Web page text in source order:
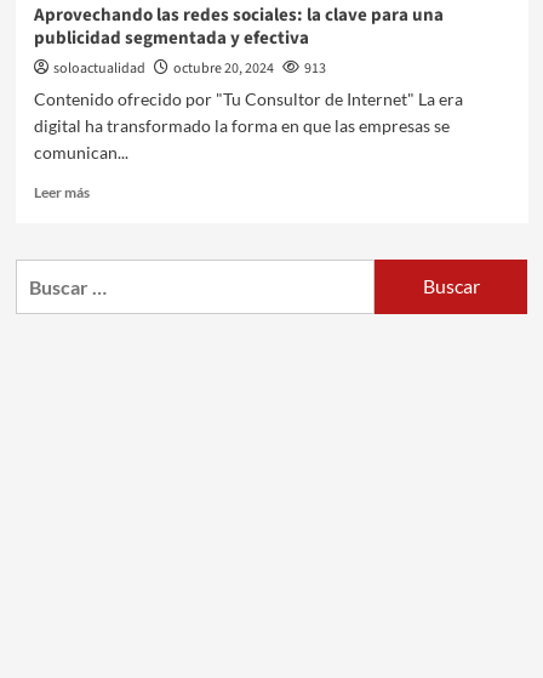
Aprovechando las redes sociales: la clave para una
publicidad segmentada y efectiva
soloactualidad octubre 20, 2024
913
Contenido ofrecido por "Tu Consultor de Internet" La era
digital ha transformado la forma en que las empresas se
comunican...
Leer más